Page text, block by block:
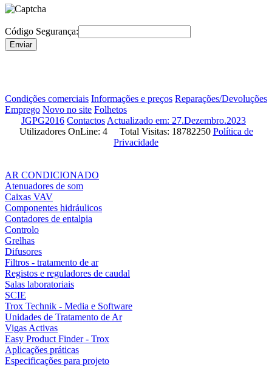
Código Segurança:
Condições comerciais Informações e preços Reparações/Devoluções
Emprego Novo no site Folhetos
JGPG2016 Contactos Actualizado em: 27.Dezembro.2023
Utilizadores OnLine: 4 Total Visitas: 18782250 Política de
Privacidade
AR CONDICIONADO
Atenuadores de som
Caixas VAV
Componentes hidráulicos
Contadores de entalpia
Controlo
Grelhas
Difusores
Filtros - tratamento de ar
Registos e reguladores de caudal
Salas laboratoriais
SCIE
Trox Technik - Media e Software
Unidades de Tratamento de Ar
Vigas Activas
Easy Product Finder - Trox
Aplicações práticas
Especificações para projeto